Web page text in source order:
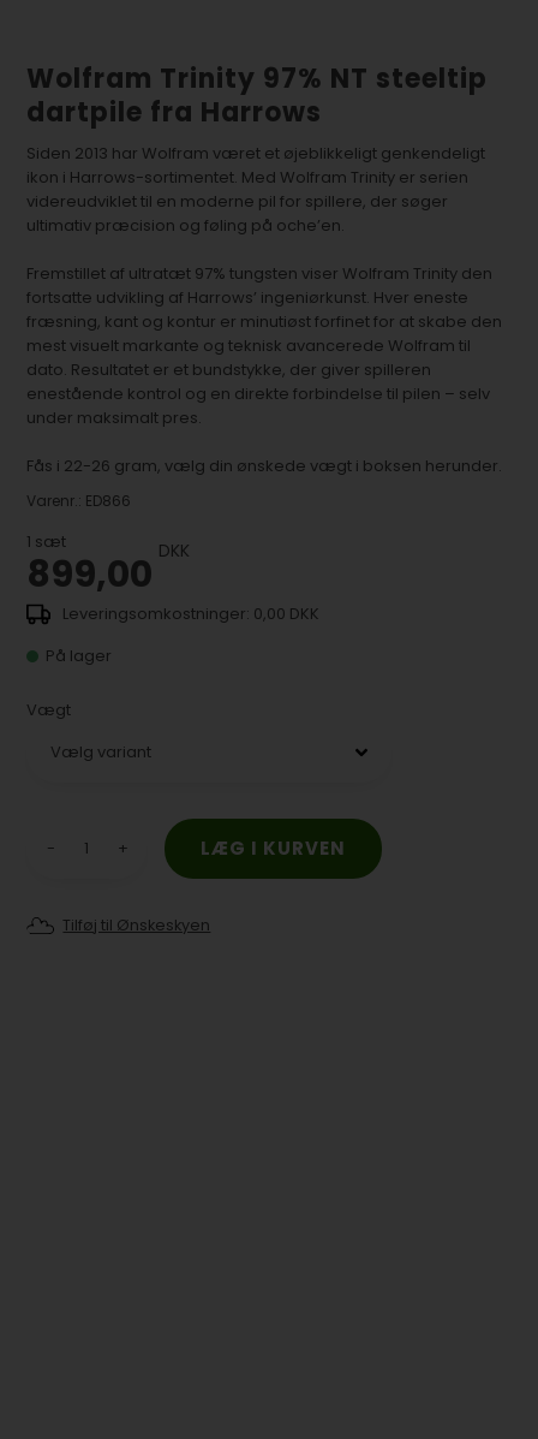
Wolfram Trinity 97% NT steeltip
dartpile fra Harrows
Siden 2013 har Wolfram været et øjeblikkeligt genkendeligt
ikon i Harrows-sortimentet. Med Wolfram Trinity er serien
videreudviklet til en moderne pil for spillere, der søger
ultimativ præcision og føling på oche’en.
Fremstillet af ultratæt 97% tungsten viser Wolfram Trinity den
fortsatte udvikling af Harrows’ ingeniørkunst. Hver eneste
fræsning, kant og kontur er minutiøst forfinet for at skabe den
mest visuelt markante og teknisk avancerede Wolfram til
dato. Resultatet er et bundstykke, der giver spilleren
enestående kontrol og en direkte forbindelse til pilen – selv
under maksimalt pres.
Fås i 22-26 gram, vælg din ønskede vægt i boksen herunder.
Varenr.: ED866
1 sæt
899,00 DKK
0,00 DKK
På lager
Vægt
- +
Tilføj til Ønskeskyen